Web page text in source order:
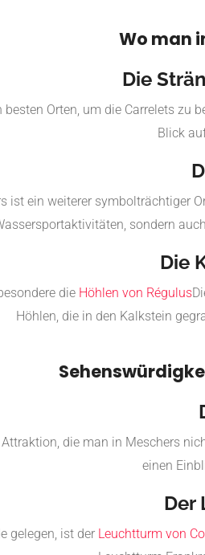
Wo man
Die
besten Orten, um die Carrelets
Blick
ist ein weiterer symbolträchtiger
sondern
Die
die Höhlen von Régulus
Höhlen, die in den Kalkstein
die man in Meschers
einen
Der
gelegen, ist der Leuchtturm von